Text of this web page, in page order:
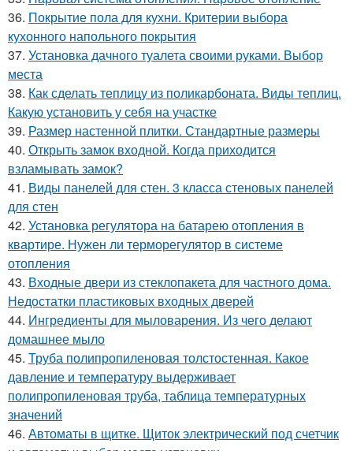
36. Покрытие пола для кухни. Критерии выбора
кухонного напольного покрытия
37. Установка дачного туалета своими руками. Выбор
места
38. Как сделать теплицу из поликарбоната. Виды теплиц.
Какую установить у себя на участке
39. Размер настенной плитки. Стандартные размеры
40. Открыть замок входной. Когда приходится
взламывать замок?
41. Виды панелей для стен. 3 класса стеновых панелей
для стен
42. Установка регулятора на батарею отопления в
квартире. Нужен ли терморегулятор в системе
отопления
43. Входные двери из стеклопакета для частного дома.
Недостатки пластиковых входных дверей
44. Ингредиенты для мыловарения. Из чего делают
домашнее мыло
45. Труба полипропиленовая толстостенная. Какое
давление и температуру выдерживает
полипропиленовая труба, таблица температурных
значений
46. Автоматы в щитке. Щиток электрический под счетчик